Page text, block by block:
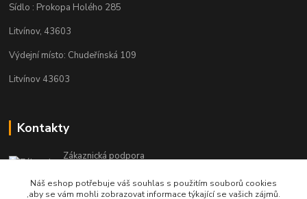
Sídlo : Prokopa Holého 285
Litvínov, 43603
Výdejní místo: Chudeřínská 109
Litvínov 43603
Kontakty
Zákaznická podpora
(Po-Pá, 8-16 hod.)
Náš eshop potřebuje váš souhlas s použitím souborů cookies
,aby se vám mohli zobrazovat informace týkající se vašich zájmů.